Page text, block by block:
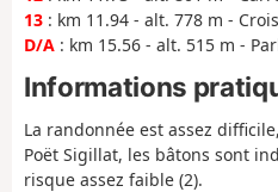
13 : km 11.94 - alt. 778 m -
D/A : km 15.56 - alt. 515 m -
Informations
La randonnée est assez
Poët Sigillat, les bâtons sont
risque assez faible (2).